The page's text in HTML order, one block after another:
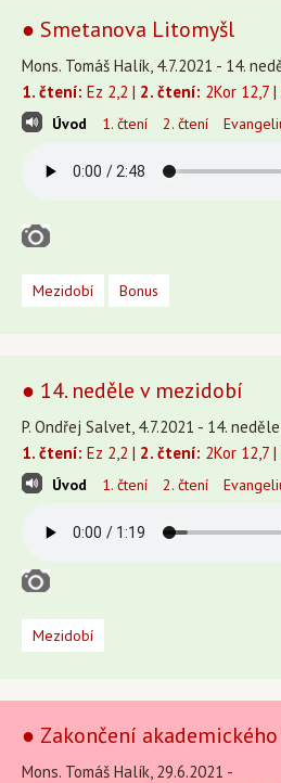
● Smetanova Litomyšl
Mons. Tomáš Halík, 4.7.2021 - 14.
1. čtení: Ez 2,2 | 2. čtení: 2Kor 12,7 |
Úvod 1. čtení 2. čtení
Mezidobí Bonus
● 14. neděle v mezidobí
P. Ondřej Salvet, 4.7.2021 - 14.
1. čtení: Ez 2,2 | 2. čtení: 2Kor 12,7 |
Úvod 1. čtení 2. čtení
Mezidobí
● Zakončení
Mons. Tomáš Halík, 29.6.2021 -